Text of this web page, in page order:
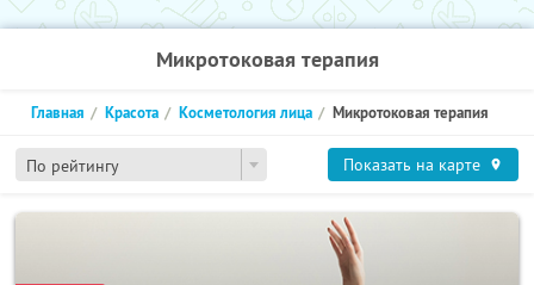
Микротоковая терапия
По рейтингу
Главная Красота Косметология лица Микротоковая терапия
Показать на карте